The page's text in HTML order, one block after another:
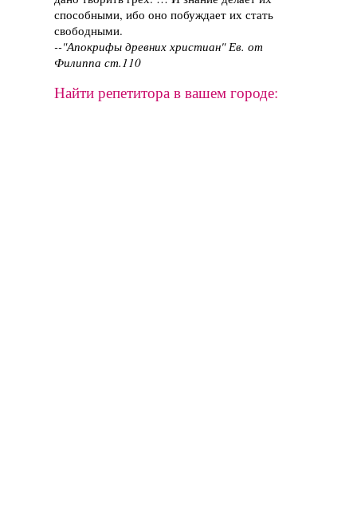
способными, ибо оно побуждает их стать
свободными.
--"Апокрифы древних христиан" Ев. от
Филиппа ст.110
Найти репетитора в вашем городе: